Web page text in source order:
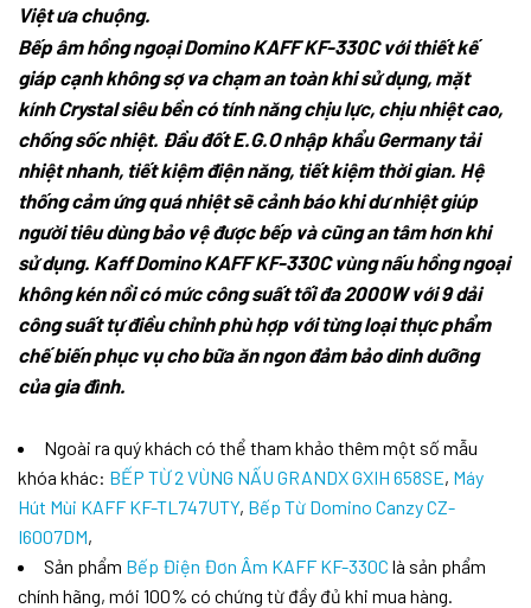
Việt ưa chuộng.
Bếp âm hồng ngoại Domino KAFF KF-330C với thiết kế
giáp cạnh không sợ va chạm an toàn khi sử dụng, mặt
kính Crystal siêu bền có tính năng chịu lực, chịu nhiệt cao,
chống sốc nhiệt. Đầu đốt E.G.O nhập khẩu Germany tải
nhiệt nhanh, tiết kiệm điện năng, tiết kiệm thời gian. Hệ
thống cảm ứng quá nhiệt sẽ cảnh báo khi dư nhiệt giúp
người tiêu dùng bảo vệ được bếp và cũng an tâm hơn khi
sử dụng. Kaff Domino KAFF KF-330C vùng nấu hồng ngoại
không kén nồi có mức công suất tối đa 2000W với 9 dải
công suất tự điều chỉnh phù hợp với từng loại thực phẩm
chế biến phục vụ cho bữa ăn ngon đảm bảo dinh dưỡng
của gia đình.
Ngoài ra quý khách có thể tham khảo thêm một số mẫu
khóa khác: BẾP TỪ 2 VÙNG NẤU GRANDX GXIH 658SE, Máy
Hút Mùi KAFF KF-TL747UTY, Bếp Từ Domino Canzy CZ-
I6007DM,
Sản phẩm Bếp Điện Đơn Âm KAFF KF-330C là sản phẩm
chính hãng, mới 100% có chứng từ đầy đủ khi mua hàng.